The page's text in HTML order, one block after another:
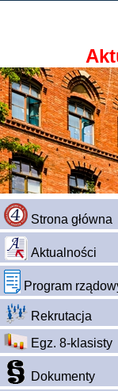
Strona główna
Aktualności
Program
Rekrutacja
Egz. 8-klasisty
Dokumenty